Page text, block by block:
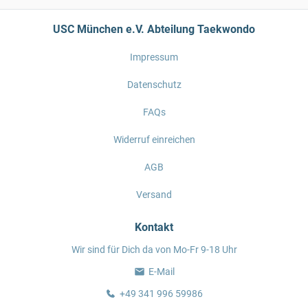
USC München e.V. Abteilung Taekwondo
Impressum
Datenschutz
FAQs
Widerruf einreichen
AGB
Versand
Kontakt
Wir sind für Dich da von Mo-Fr 9-18 Uhr
E-Mail
+49 341 996 59986